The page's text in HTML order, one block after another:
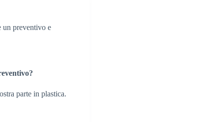
un preventivo e
parte in plastica.